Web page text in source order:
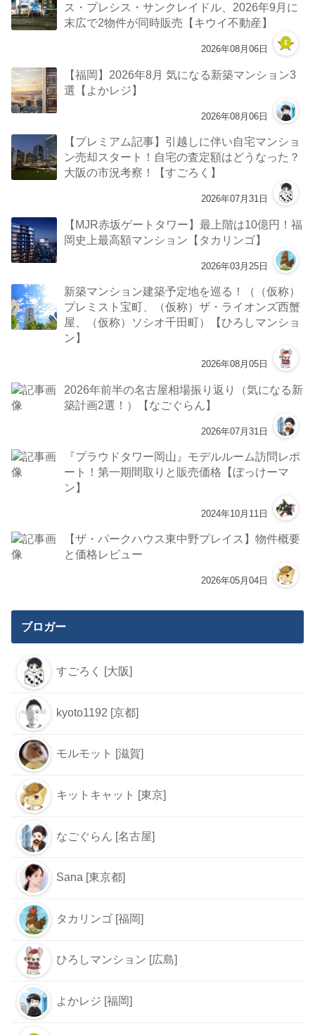
ス・プレシス・サンクレイドル、2026年9月に
末広で2物件が同時販売【キウイ不動産】
2026年08月06日
【福岡】2026年8月 気になる新築マンション3
選【よかレジ】
2026年08月06日
【プレミアム記事】引越しに伴い自宅マンショ
ン売却スタート！自宅の査定額はどうなった？
大阪の市況考察！【すごろく】
2026年07月31日
【MJR赤坂ゲートタワー】最上階は10億円！福
岡史上最高額マンション【タカリンゴ】
2026年03月25日
新築マンション建築予定地を巡る！（（仮称）
プレミスト宝町、（仮称）ザ・ライオンズ西蟹
屋、（仮称）ソシオ千田町）【ひろしマンショ
ン】
2026年08月05日
2026年前半の名古屋相場振り返り（気になる新
築計画2選！）【なごぐらん】
2026年07月31日
『プラウドタワー岡山』モデルルーム訪問レポ
ート！第一期間取りと販売価格【ぼっけーマ
ン】
2024年10月11日
【ザ・パークハウス東中野プレイス】物件概要
と価格レビュー
2026年05月04日
ブロガー
すごろく [大阪]
kyoto1192 [京都]
モルモット [滋賀]
キットキャット [東京]
なごぐらん [名古屋]
Sana [東京都]
タカリンゴ [福岡]
ひろしマンション [広島]
よかレジ [福岡]